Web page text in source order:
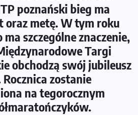
poznański bieg ma
oraz metę. W tym roku
ma szczególne znaczenie,
Targi
obchodzą swój jubileusz
zostanie
na tegorocznym